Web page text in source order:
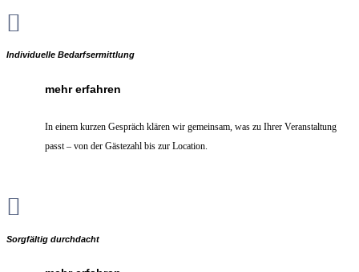

Individuelle Bedarfsermittlung
mehr erfahren
In einem kurzen Gespräch klären wir gemeinsam, was zu Ihrer Veranstaltung
passt – von der Gästezahl bis zur Location.

Sorgfältig durchdacht